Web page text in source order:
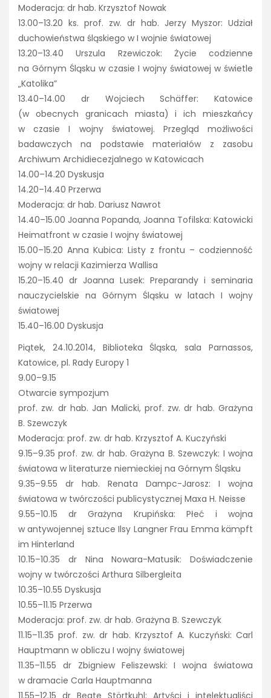
Moderacja: dr hab. Krzysztof Nowak
13.00–13.20 ks. prof. zw. dr hab. Jerzy Myszor: Udział
duchowieństwa śląskiego w I wojnie światowej
13.20–13.40 Urszula Rzewiczok: Życie codzienne
na Górnym Śląsku w czasie I wojny światowej w świetle
„Katolika”
13.40–14.00 dr Wojciech Schäffer: Katowice
(w obecnych granicach miasta) i ich mieszkańcy
w czasie I wojny światowej. Przegląd możliwości
badawczych na podstawie materiałów z zasobu
Archiwum Archidiecezjalnego w Katowicach
14.00–14.20 Dyskusja
14.20–14.40 Przerwa
Moderacja: dr hab. Dariusz Nawrot
14.40–15.00 Joanna Popanda, Joanna Tofilska: Katowicki
Heimatfront w czasie I wojny światowej
15.00–15.20 Anna Kubica: Listy z frontu – codzienność
wojny w relacji Kazimierza Wallisa
15.20–15.40 dr Joanna Lusek: Preparandy i seminaria
nauczycielskie na Górnym Śląsku w latach I wojny
światowej
15.40–16.00 Dyskusja
Piątek, 24.10.2014, Biblioteka Śląska, sala Parnassos,
Katowice, pl. Rady Europy 1
9.00–9.15
Otwarcie sympozjum
prof. zw. dr hab. Jan Malicki, prof. zw. dr hab. Grażyna
B. Szewczyk
Moderacja: prof. zw. dr hab. Krzysztof A. Kuczyński
9.15–9.35 prof. zw. dr hab. Grażyna B. Szewczyk: I wojna
światowa w literaturze niemieckiej na Górnym Śląsku
9.35–9.55 dr hab. Renata Dampc-Jarosz: I wojna
światowa w twórczości publicystycznej Maxa H. Neisse
9.55–10.15 dr Grażyna Krupińska: Płeć i wojna
w antywojennej sztuce Ilsy Langner Frau Emma kämpft
im Hinterland
10.15–10.35 dr Nina Nowara-Matusik: Doświadczenie
wojny w twórczości Arthura Silbergleita
10.35–10.55 Dyskusja
10.55–11.15 Przerwa
Moderacja: prof. zw. dr hab. Grażyna B. Szewczyk
11.15–11.35 prof. zw. dr hab. Krzysztof A. Kuczyński: Carl
Hauptmann w obliczu I wojny światowej
11.35–11.55 dr Zbigniew Feliszewski: I wojna światowa
w dramacie Carla Hauptmanna